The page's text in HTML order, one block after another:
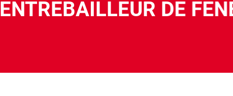
ENTREBAILLEUR DE